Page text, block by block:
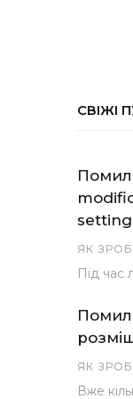
СВІЖІ
ЯК
ЯК